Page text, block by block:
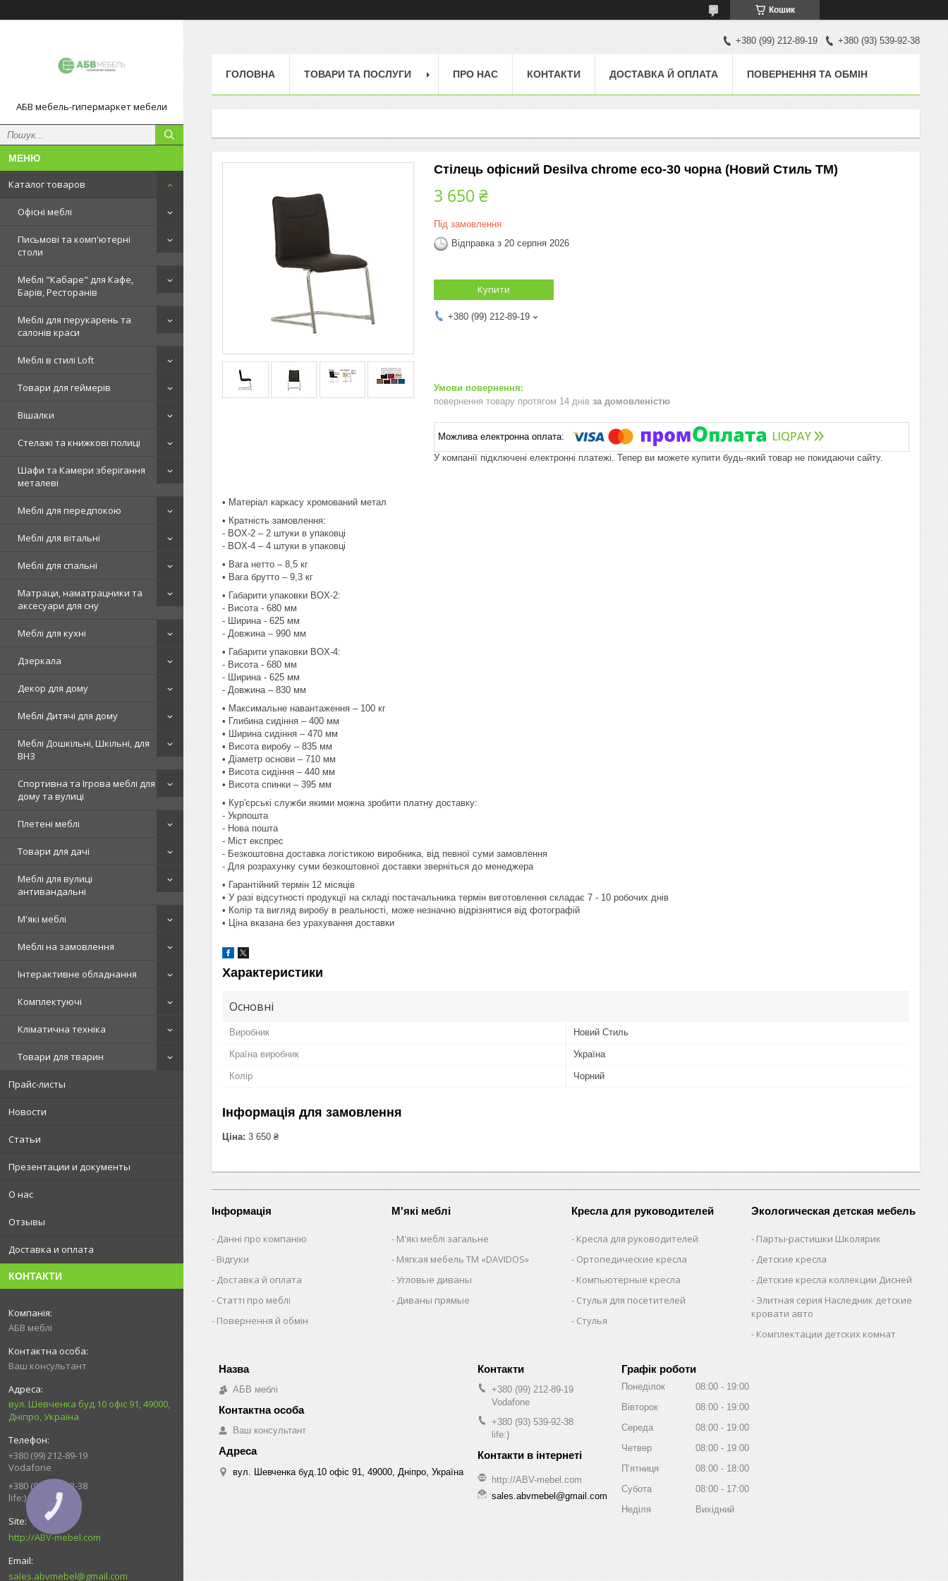
Кошик
АБВ мебель-гипермаркет мебели
Каталог товаров
Офісні меблі
Письмові та комп'ютерні
столи
Меблі "Кабаре" для Кафе,
Барів, Ресторанів
Меблі для перукарень та
салонів краси
Меблі в стилі Loft
Товари для геймерів
Вішалки
Стелажі та книжкові полиці
Шафи та Камери зберігання
металеві
Меблі для передпокою
Меблі для вітальні
Меблі для спальні
Матраци, наматрацники та
аксесуари для сну
Меблі для кухні
Дзеркала
Декор для дому
Меблі Дитячі для дому
Меблі Дошкільні, Шкільні, для
ВНЗ
Спортивна та Ігрова меблі для
дому та вулиці
Плетені меблі
Товари для дачі
Меблі для вулиці
антивандальні
М'які меблі
Меблі на замовлення
Інтерактивне обладнання
Комплектуючі
Кліматична техніка
Товари для тварин
Прайс-листы
Новости
Статьи
Презентации и документы
О нас
Отзывы
Доставка и оплата
КОНТАКТИ
АБВ меблі
Ваш консультант
вул. Шевченка буд.10 офіс 91, 49000,
Дніпро, Україна
+380 (99) 212-89-19
Vodafone
+380 (93) 539-92-38
life:)
http://ABV-mebel.com
sales.abvmebel@gmail.com
+380 (99) 212-89-19 +380 (93) 539-92-38
ГОЛОВНА ТОВАРИ ТА ПОСЛУГИ ПРО НАС КОНТАКТИ ДОСТАВКА Й ОПЛАТА ПОВЕРНЕННЯ ТА ОБМІН
Стілець офісний Desilva chrome eco-30 чорна (Новий Стиль ТМ)
3 650 ₴
Під замовлення
Відправка з 20 серпня 2026
Купити
+380 (99) 212-89-19
повернення товару протягом 14 днів за домовленістю
У компанії підключені електронні платежі. Тепер ви можете купити будь-який товар не покидаючи сайту.
• Матеріал каркасу хромований метал
• Кратність замовлення:
- BOX-2 – 2 штуки в упаковці
- BOX-4 – 4 штуки в упаковці
• Вага нетто – 8,5 кг
• Вага брутто – 9,3 кг
• Габарити упаковки BOX-2:
- Висота - 680 мм
- Ширина - 625 мм
- Довжина – 990 мм
• Габарити упаковки BOX-4:
- Висота - 680 мм
- Ширина - 625 мм
- Довжина – 830 мм
• Максимальне навантаження – 100 кг
• Глибина сидіння – 400 мм
• Ширина сидіння – 470 мм
• Висота виробу – 835 мм
• Діаметр основи – 710 мм
• Висота сидіння – 440 мм
• Висота спинки – 395 мм
• Кур'єрські служби якими можна зробити платну доставку:
- Укрпошта
- Нова пошта
- Міст експрес
- Безкоштовна доставка логістикою виробника, від певної суми замовлення
- Для розрахунку суми безкоштовної доставки зверніться до менеджера
• Гарантійний термін 12 місяців
• У разі відсутності продукції на складі постачальника термін виготовлення складає 7 - 10 робочих днів
• Колір та вигляд виробу в реальності, може незначно відрізнятися від фотографій
• Ціна вказана без урахування доставки
Характеристики
Основні
Виробник Новий Стиль
Країна виробник Україна
Колір Чорний
Інформація для замовлення
Ціна: 3 650 ₴
Інформація
Данні про компанію
Відгуки
Доставка й оплата
Статті про меблі
Повернення й обмін
М'які меблі
М'які меблі загальне
Мягкая мебель ТМ «DAVIDOS»
Угловые диваны
Диваны прямые
Кресла для руководителей
Кресла для руководителей
Ортопедические кресла
Компьютерные кресла
Стулья для посетителей
Стулья
Экологическая детская мебель
Парты-растишки Школярик
Детские кресла
Детские кресла коллекции Дисней
Элитная серия Наследник детские
кровати авто
Комплектации детских комнат
АБВ меблі
Ваш консультант
вул. Шевченка буд.10 офіс 91, 49000, Дніпро, Україна
+380 (99) 212-89-19
Vodafone
+380 (93) 539-92-38
life:)
http://ABV-mebel.com
sales.abvmebel@gmail.com
Графік роботи
Понеділок 08:00
19:00
Вівторок
08:00
19:00
Середа
08:00
19:00
Четвер
08:00
19:00
Пʼятниця
08:00
18:00
Субота
08:00
17:00
Неділя
Вихідний
КНОПКА
ЗВ'ЯЗКУ